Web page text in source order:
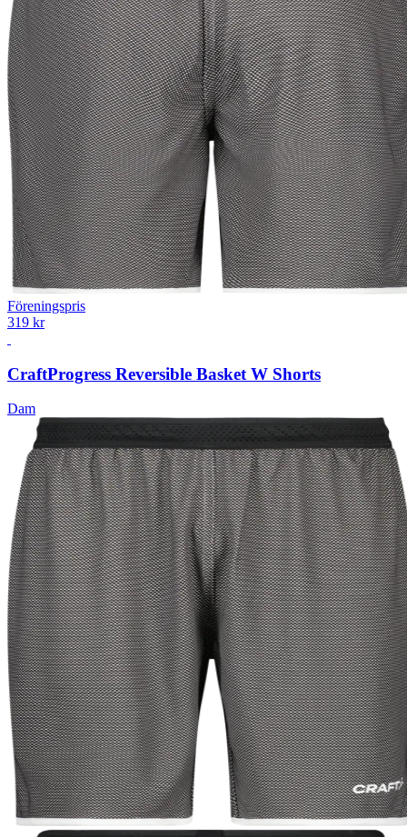
Föreningspris
319 kr
CraftProgress Reversible Basket W Shorts
Dam